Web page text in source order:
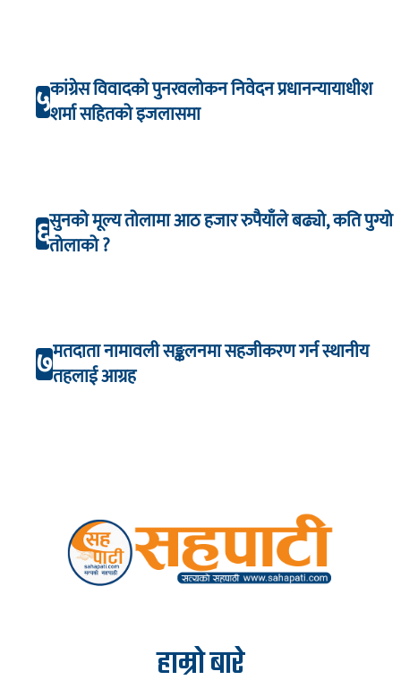
५कांग्रेस विवादको पुनरवलोकन निवेदन प्रधानन्यायाधीश
शर्मा सहितको इजलासमा
६सुनको मूल्य तोलामा आठ हजार रुपैयाँले बढ्यो, कति पुग्यो
तोलाको ?
७मतदाता नामावली सङ्कलनमा सहजीकरण गर्न स्थानीय
तहलाई आग्रह
हाम्रो बारे